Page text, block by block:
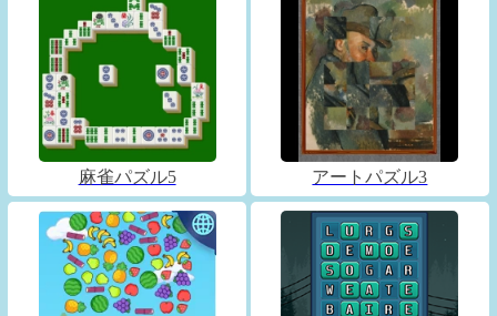
麻雀パズル5 アートパズル3